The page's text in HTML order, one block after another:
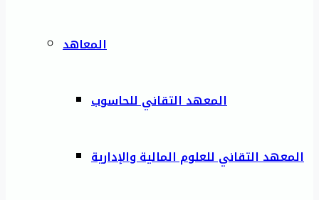
المعاهد
المعهد التقاني للحاسوب
المعهد التقاني للعلوم المالية والإدارية